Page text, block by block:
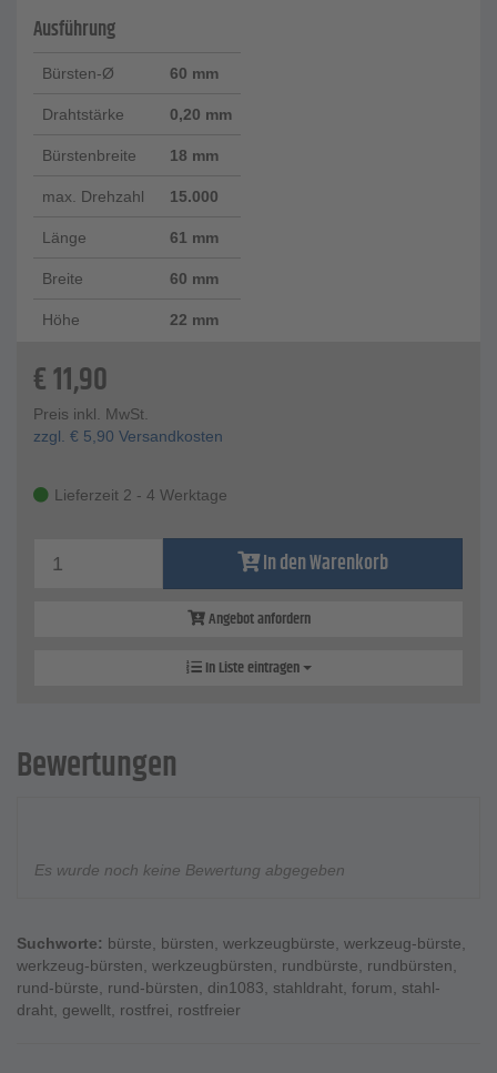
Ausführung
Bürsten-Ø 60 mm
Drahtstärke 0,20 mm
Bürstenbreite 18 mm
max. Drehzahl 15.000
Länge 61 mm
Breite 60 mm
Höhe 22 mm
€11,90
Preis inkl. MwSt.
zzgl. € 5,90 Versandkosten
Lieferzeit 2 - 4 Werktage
In den Warenkorb
Angebot anfordern
In Liste eintragen
Bewertungen
Es wurde noch keine Bewertung abgegeben
Suchworte: bürste, bürsten, werkzeugbürste, werkzeug-bürste,
werkzeug-bürsten, werkzeugbürsten, rundbürste, rundbürsten,
rund-bürste, rund-bürsten, din1083, stahldraht, forum, stahl-
draht, gewellt, rostfrei, rostfreier